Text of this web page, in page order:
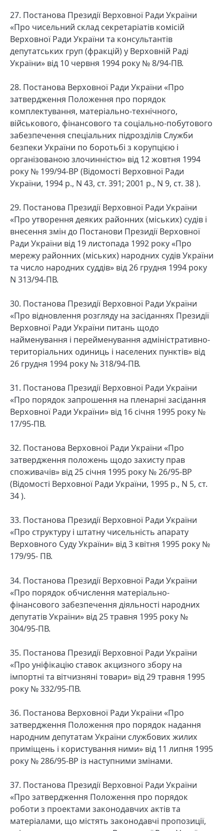
27. Постанова Президії Верховної Ради України
«Про чисельний склад секретаріатів комісій
Верховної Ради України та консультантів
депутатських груп (фракцій) у Верховній Раді
України» від 10 червня 1994 року № 8/94-ПВ.
28. Постанова Верховної Ради України «Про
затвердження Положення про порядок
комплектування, матеріально-технічного,
військового, фінансового та соціально-побутового
забезпечення спеціальних підрозділів Служби
безпеки України по боротьбі з корупцією і
організованою злочинністю» від 12 жовтня 1994
року № 199/94-ВР (Відомості Верховної Ради
України, 1994 р., N 43, ст. 391; 2001 р., N 9, ст. 38 ).
29. Постанова Президії Верховної Ради України
«Про утворення деяких районних (міських) судів і
внесення змін до Постанови Президії Верховної
Ради України від 19 листопада 1992 року «Про
мережу районних (міських) народних судів України
та число народних суддів» від 26 грудня 1994 року
N 313/94-ПВ.
30. Постанова Президії Верховної Ради України
«Про відновлення розгляду на засіданнях Президії
Верховної Ради України питань щодо
найменування і перейменування адміністративно-
територіальних одиниць і населених пунктів» від
26 грудня 1994 року № 318/94-ПВ.
31. Постанова Президії Верховної Ради України
«Про порядок запрошення на пленарні засідання
Верховної Ради України» від 16 січня 1995 року №
17/95-ПВ.
32. Постанова Верховної Ради України «Про
затвердження положень щодо захисту прав
споживачів» від 25 січня 1995 року № 26/95-ВР
(Відомості Верховної Ради України, 1995 р., N 5, ст.
34 ).
33. Постанова Президії Верховної Ради України
«Про структуру і штатну чисельність апарату
Верховного Суду України» від 3 квітня 1995 року №
179/95- ПВ.
34. Постанова Президії Верховної Ради України
«Про порядок обчислення матеріально-
фінансового забезпечення діяльності народних
депутатів України» від 25 травня 1995 року №
304/95-ПВ.
35. Постанова Президії Верховної Ради України
«Про уніфікацію ставок акцизного збору на
імпортні та вітчизняні товари» від 29 травня 1995
року № 332/95-ПВ.
36. Постанова Верховної Ради України «Про
затвердження Положення про порядок надання
народним депутатам України службових жилих
приміщень і користування ними» від 11 липня 1995
року № 286/95-ВР із наступними змінами.
37. Постанова Президії Верховної Ради України
«Про затвердження Положення про порядок
роботи з проектами законодавчих актів та
матеріалами, що містять законодавчі пропозиції,